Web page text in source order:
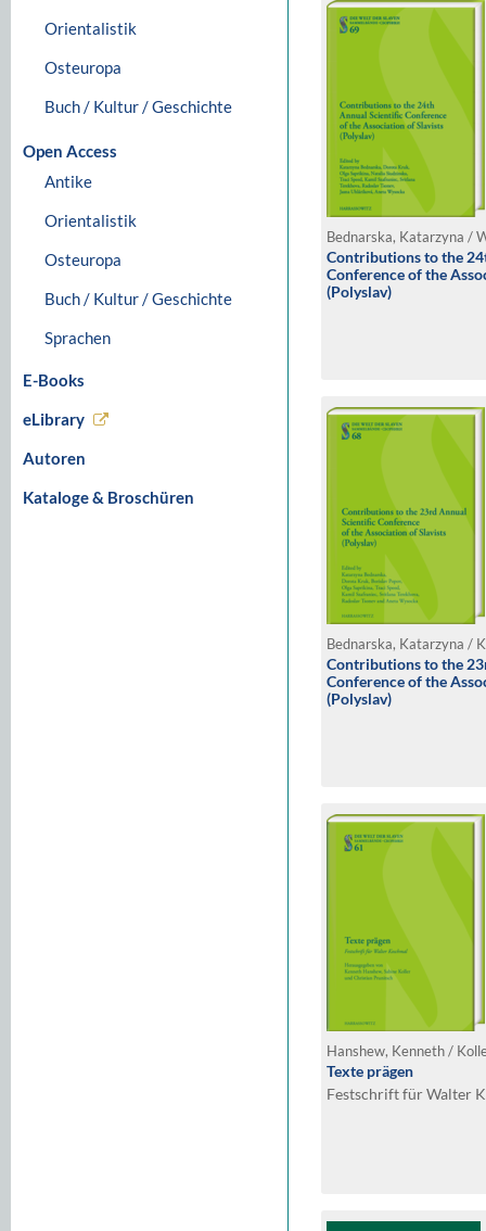
Orientalistik
Osteuropa
Buch / Kultur / Geschichte
Open Access
Antike
Orientalistik
Osteuropa
Buch / Kultur / Geschichte
Sprachen
E-Books
eLibrary
Autoren
Kataloge & Broschüren
Contributions to the
Conference of the
(Polyslav)
Contributions to the
Conference of the
(Polyslav)
Texte prägen
Festschrift für Walter